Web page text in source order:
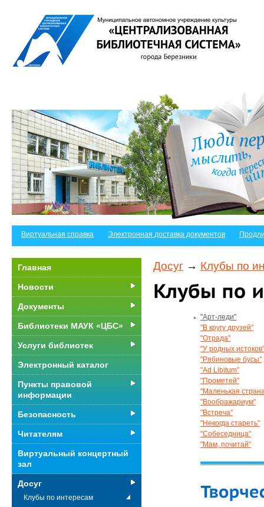
Виртуальная справка Электронная доставка документов
Досуг → Клубы по
"Арт-леди"
"В кругу друзей"
"Отрада"
"У родных истоков"
"Рябиновые бусы"
"Ad Libitum"
"Прометей"
"Маленькая
"Воображариум"
"Встреча"
"Некогда стареть"
"Собеседница"
"Мам, почитай"
Главная
Новости
Документы
Библиотеки МАУК «ЦБС»
Услуги библиотек
Электронный каталог
Пункты правовой
информации
Безопасность
Читателям
Виртуальный концертный
зал
Досуг
Клубы по интересам